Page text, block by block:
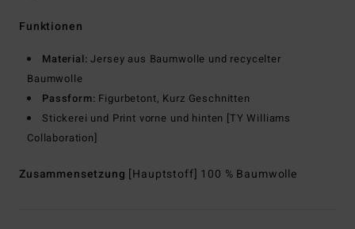
Funktionen
Material: Jersey aus Baumwolle und recycelter
Baumwolle
Passform: Figurbetont, Kurz Geschnitten
Stickerei und Print vorne und hinten [TY Williams
Collaboration]
Zusammensetzung [Hauptstoff] 100 % Baumwolle